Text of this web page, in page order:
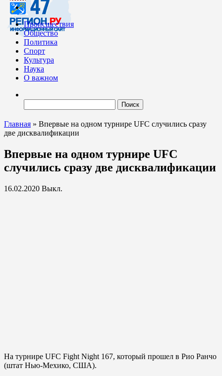
Происшествия
Общество
Политика
Спорт
Культура
Наука
О важном
Главная » Впервые на одном турнире UFC случились сразу
две дисквалификации
Впервые на одном турнире UFC
случились сразу две дисквалификации
16.02.2020 Выкл.
На турнире UFC Fight Night 167, который прошел в Рио Ранчо
(штат Нью-Мехико, США).